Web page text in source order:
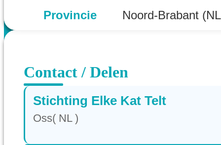
Provincie Noord-Brabant
Contact / Delen
Stichting Elke Kat Telt
Oss( NL )